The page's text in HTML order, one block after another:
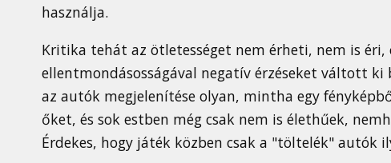
használja.
Kritika tehát az ötletességet nem érheti, nem is éri,
ellentmondásosságával negatív érzéseket váltott
az autók megjelenítése olyan, mintha egy
őket, és sok estben még csak nem is élethűek,
Érdekes, hogy játék közben csak a "töltelék" autók